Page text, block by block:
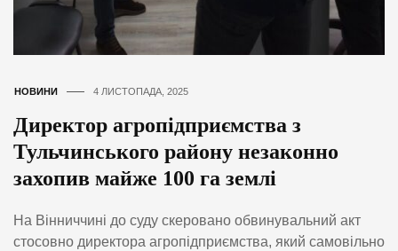
НОВИНИ 4 ЛИСТОПАДА, 2025
Директор агропідприємства з
Тульчинського району незаконно
захопив майже 100 га землі
На Вінниччині до суду скеровано обвинувальний акт
стосовно директора агропідприємства, який самовільно